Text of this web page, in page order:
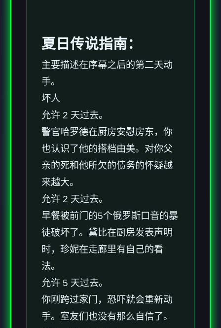
夏日传说指南：
主要描述在序幕之后的第二天动
手。
坏人
允许 2 天过去。
警官哈罗德在厨房安慰房东，你
也认识了他的搭档由美。对你父
亲的死和他所欠的债务的怀疑越
来越大。
允许 2 天过去。
早餐被前门的5个俄罗斯口音的暴
徒破坏了。黛比在厨房发表声明
时，珍妮在走廊里有自己的看
法。
允许 5 天过去。
你刚跨过家门，恐吓就会重新动
手。室友们也没有那么自信了。